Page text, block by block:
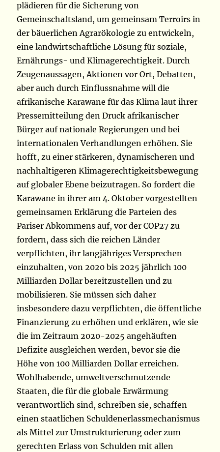
plädieren für die Sicherung von
Gemeinschaftsland, um gemeinsam Terroirs in
der bäuerlichen Agrarökologie zu entwickeln,
eine landwirtschaftliche Lösung für soziale,
Ernährungs- und Klimagerechtigkeit. Durch
Zeugenaussagen, Aktionen vor Ort, Debatten,
aber auch durch Einflussnahme will die
afrikanische Karawane für das Klima laut ihrer
Pressemitteilung den Druck afrikanischer
Bürger auf nationale Regierungen und bei
internationalen Verhandlungen erhöhen. Sie
hofft, zu einer stärkeren, dynamischeren und
nachhaltigeren Klimagerechtigkeitsbewegung
auf globaler Ebene beizutragen. So fordert die
Karawane in ihrer am 4. Oktober vorgestellten
gemeinsamen Erklärung die Parteien des
Pariser Abkommens auf, vor der COP27 zu
fordern, dass sich die reichen Länder
verpflichten, ihr langjähriges Versprechen
einzuhalten, von 2020 bis 2025 jährlich 100
Milliarden Dollar bereitzustellen und zu
mobilisieren. Sie müssen sich daher
insbesondere dazu verpflichten, die öffentliche
Finanzierung zu erhöhen und erklären, wie sie
die im Zeitraum 2020-2025 angehäuften
Defizite ausgleichen werden, bevor sie die
Höhe von 100 Milliarden Dollar erreichen.
Wohlhabende, umweltverschmutzende
Staaten, die für die globale Erwärmung
verantwortlich sind, schreiben sie, schaffen
einen staatlichen Schuldenerlassmechanismus
als Mittel zur Umstrukturierung oder zum
gerechten Erlass von Schulden mit allen